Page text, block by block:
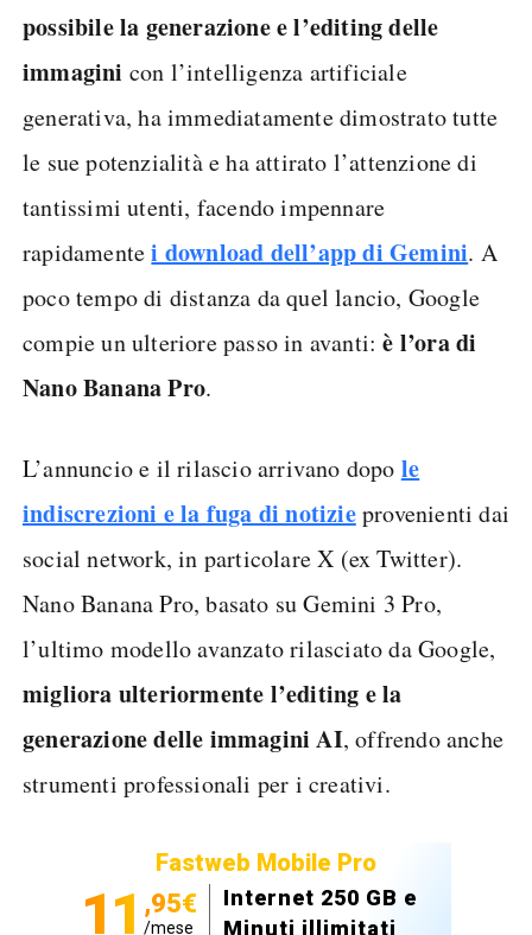
possibile la generazione e l’editing delle
immagini con l’intelligenza artificiale
generativa, ha immediatamente dimostrato tutte
le sue potenzialità e ha attirato l’attenzione di
tantissimi utenti, facendo impennare
rapidamentei download dell’app di Gemini. A
poco tempo di distanza da quel lancio, Google
compie un ulteriore passo in avanti:è l’ora di
Nano Banana Pro.
L’annuncio e il rilascio arrivano dopo le
indiscrezioni e la fuga di notizieprovenienti dai
social network, in particolare X (ex Twitter).
Nano Banana Pro, basato su Gemini 3 Pro,
l’ultimo modello avanzato rilasciato da Google,
migliora ulteriormente l’editing e la
generazione delle immagini AI, offrendo anche
strumenti professionali per i creativi.
Fastweb Mobile Pro
11 ,95€
/mese
Internet 250 GB e
Minuti illimitati